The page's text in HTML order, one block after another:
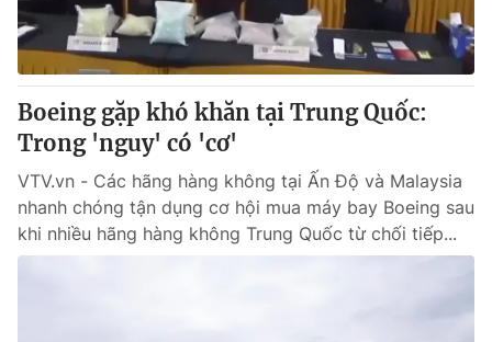
Thế giới đó đây
Câu chuyện quốc tế
Tài chính
Thị trường
Góc doanh nghiệp
Dữ liệu và đời sống
Truyền hình
Phim VTV
Hậu trường
Nhân vật
Giải trí
Điện ảnh
Đời sống
Boeing gặp khó khăn tại Trung Quốc:
Trong 'nguy' có 'cơ'
VTV.vn - Các hãng hàng không tại Ấn Độ và Malaysia
nhanh chóng tận dụng cơ hội mua máy bay Boeing sau
khi nhiều hãng hàng không Trung Quốc từ chối tiếp...